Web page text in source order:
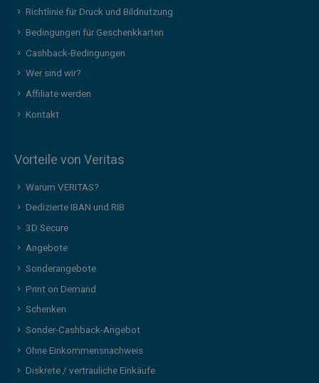
Richtlinie für Druck und Bildnutzung
Bedingungen für Geschenkkarten
Cashback-Bedingungen
Wer sind wir?
Affiliate werden
Kontakt
Vorteile von Veritas
Warum VERITAS?
Dedizierte IBAN und RIB
3D Secure
Angebote
Sonderangebote
Print on Demand
Schenken
Sonder-Cashback-Angebot
Ohne Einkommensnachweis
Diskrete / vertrauliche Einkäufe